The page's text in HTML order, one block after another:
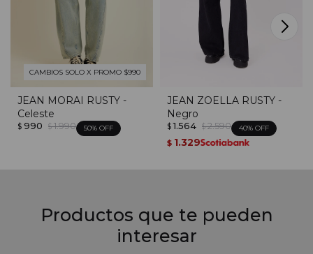
CAMBIOS SOLO X PROMO $990
JEAN MORAI RUSTY -
Celeste
$ 990 $ 1.990 50
JEAN ZOELLA RUSTY -
Negro
$ 1.564 $ 2.590 40
$ 1.329
Productos que te pueden
interesar